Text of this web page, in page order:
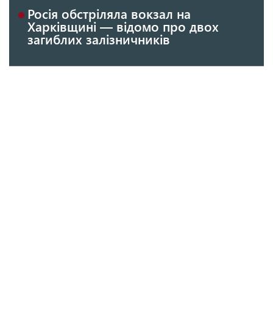
Росія обстріляла вокзал на
Харківщині — відомо про двох
загиблих залізничників